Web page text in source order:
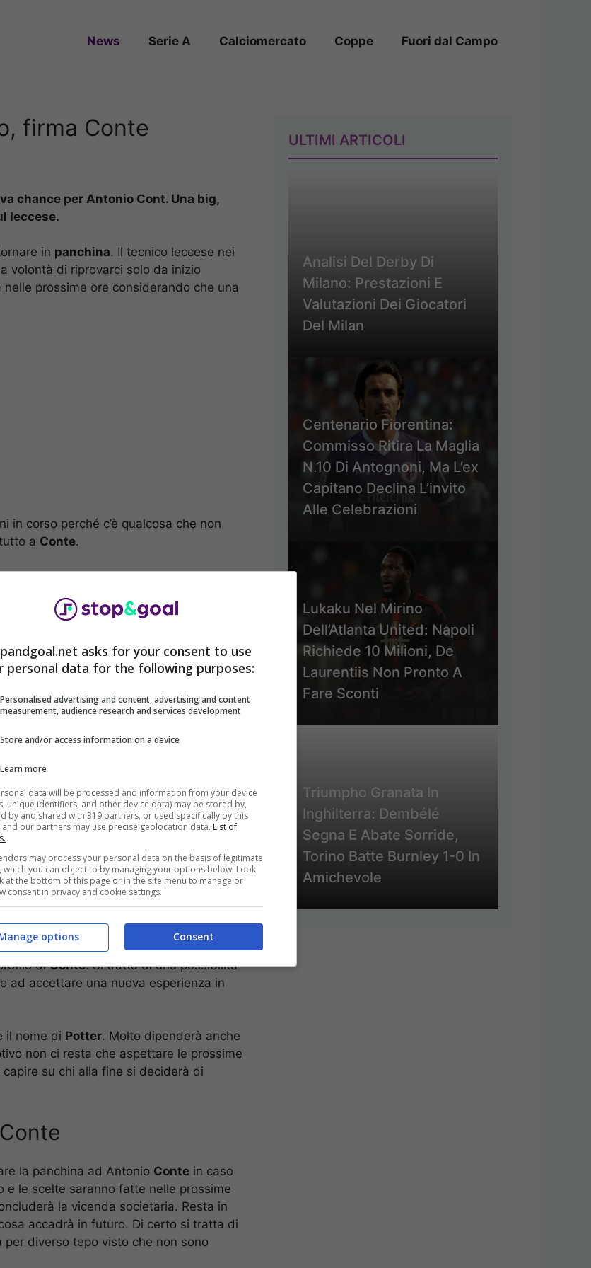
News Serie A Calciomercato Coppe Fuori dal Campo
firma Conte
chance per Antonio Cont. Una big,
leccese.
in panchina. Il tecnico leccese nei
volontà di riprovarci solo da inizio
prossime ore considerando che una
in corso perché c’è qualcosa che non
a Conte.
squadra. L’idea resta sempre quella
che c’è la volontà di provare a
c’è la voglia di rientrare il prima
escludere che, in caso di offerta giusta,
Ad oggi, comunque, nulla è certo e
ore per avere un quadro più
non è assolutamente convinto da
diConte. Si tratta di una possibilità
ad accettare una nuova esperienza in
il nome di Potter. Molto dipenderà anche
non ci resta che aspettare le prossime
su chi alla fine si deciderà di
la panchina ad Antonio Conte in caso
e le scelte saranno fatte nelle prossime
la vicenda societaria. Resta in
accadrà in futuro. Di certo si tratta di
diverso tepo visto che non sono
ULTIMI ARTICOLI
Analisi Del Derby Di
Milano: Prestazioni E
Valutazioni Dei Giocatori
Del Milan
Centenario Fiorentina:
Commisso Ritira La Maglia
N.10 Di Antognoni, Ma L’ex
Capitano Declina L’invito
Alle Celebrazioni
Lukaku Nel Mirino
Dell’Atlanta United: Napoli
Richiede 10 Milioni, De
Laurentiis Non Pronto A
Fare Sconti
Triumpho Granata In
Inghilterra: Dembélé
Segna E Abate Sorride,
Torino Batte Burnley 1-0 In
Amichevole
asks for your consent to use
personal data for the following purposes:
Personalised advertising and content, advertising and content
measurement, audience research and services development
Store and/or access information on a device
Learn more
data will be processed and information from your device
unique identifiers, and other device data) may be stored by,
by and shared with 319 partners, or used specifically by this
and our partners may use precise geolocation data. List of
may process your personal data on the basis of legitimate
which you can object to by managing your options below. Look
at the bottom of this page or in the site menu to manage or
consent in privacy and cookie settings.
Consent
options